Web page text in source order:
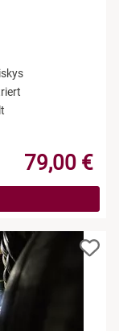
79,00 €